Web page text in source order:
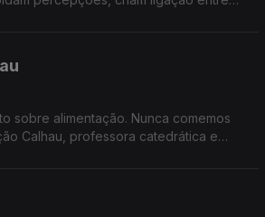
sobre alimentação. Nunca comemos
Calhau, professora catedrática e